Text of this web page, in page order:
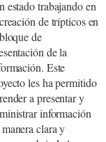
estado trabajando en
de trípticos en
de
de la
Este
les ha permitido
a presentar y
información
clara y